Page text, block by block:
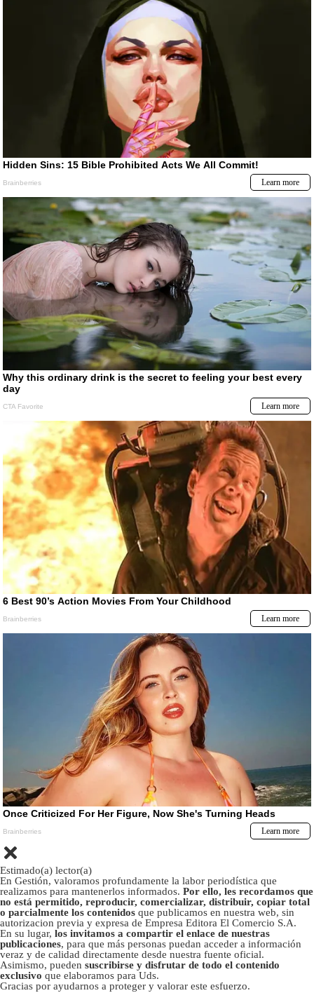
Estimado(a) lector(a)
En Gestión, valoramos profundamente la labor periodística que
realizamos para mantenerlos informados. Por ello, les recordamos que
no está permitido, reproducir, comercializar, distribuir, copiar total
o parcialmente los contenidos que publicamos en nuestra web, sin
autorizacion previa y expresa de Empresa Editora El Comercio S.A.
En su lugar, los invitamos a compartir el enlace de nuestras
publicaciones, para que más personas puedan acceder a información
veraz y de calidad directamente desde nuestra fuente oficial.
Asimismo, pueden suscribirse y disfrutar de todo el contenido
exclusivo que elaboramos para Uds.
Gracias por ayudarnos a proteger y valorar este esfuerzo.